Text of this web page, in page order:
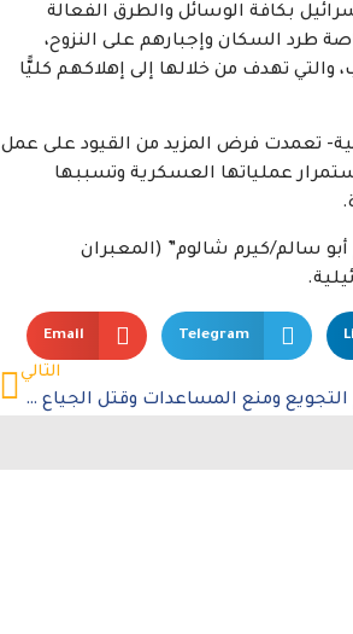
بكافة الوسائل والطرق الفعالة
طرد السكان وإجبارهم على النزوح،
تهدف من خلالها إلى إهلاكهم كليًّا
تعمدت فرض المزيد من القيود على عمل
عملياتها العسكرية وتسببها
أبو سالم/كيرم شالوم” (المعبران
Telegram
Email
التالي
إسرائيل تستخدم التجويع ومنع المساعدات وقتل الجياع ضد المدنيين في غزة